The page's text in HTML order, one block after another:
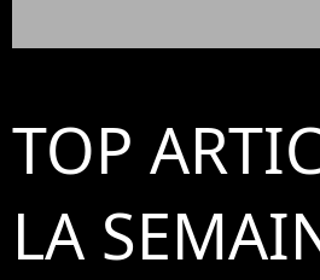
TOP
LA